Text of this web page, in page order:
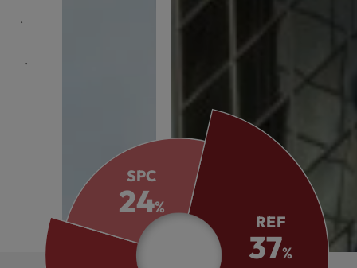
제공합니다.
수익창출을 목표로 합니다.
REF
37%
SPC
24%